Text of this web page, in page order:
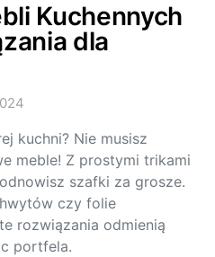
Kuchennych
dla
kuchni? Nie musisz
meble! Z prostymi trikami
szafki za grosze.
czy folie
rozwiązania odmienią
portfela.